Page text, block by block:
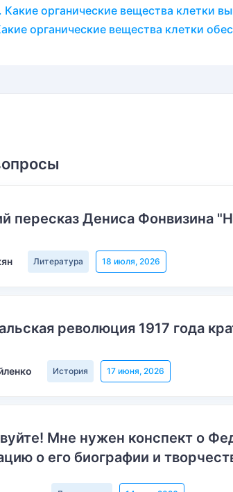
Какие органические вещества клетки
органические вещества клетки
пересказ Дениса Фонвизина
Литература 18 июля, 2026
революция 1917 года
История 17 июня, 2026
Мне нужен конспект о
о его биографии и